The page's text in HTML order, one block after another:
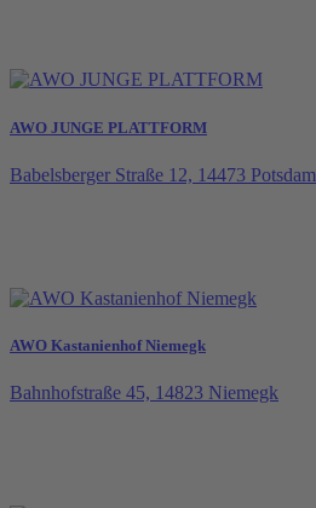
AWO JUNGE PLATTFORM
Babelsberger Straße 12, 14473 Potsdam
AWO Kastanienhof Niemegk
Bahnhofstraße 45, 14823 Niemegk